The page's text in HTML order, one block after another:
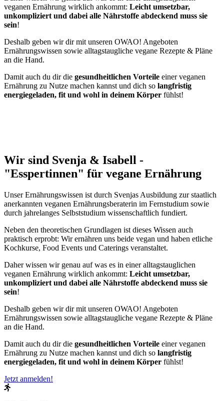
veganen Ernährung wirklich ankommt: Leicht umsetzbar,
unkompliziert und dabei alle Nährstoffe abdeckend muss sie
sein!
Deshalb geben wir dir mit unseren OWAO! Angeboten
Ernährungswissen sowie alltagstaugliche vegane Rezepte & Pläne
an die Hand.
Damit auch du dir die gesundheitlichen Vorteile einer veganen
Ernährung zu Nutze machen kannst und dich so langfristig
energiegeladen, fit und wohl in deinem Körper fühlst!
Wir sind Svenja & Isabell -
"Esspertinnen" für vegane Ernährung
Unser Ernährungswissen ist durch Svenjas Ausbildung zur staatlich
anerkannten veganen Ernährungsberaterin im Fernstudium sowie
durch jahrelanges Selbststudium wissenschaftlich fundiert.
Neben den theoretischen Grundlagen ist dieses Wissen auch
praktisch erprobt: Wir ernähren uns beide vegan und haben etliche
Kochkurse, Food Events und Caterings veranstaltet.
Daher wissen wir genau auf was es in einer alltagstauglichen
veganen Ernährung wirklich ankommt: Leicht umsetzbar,
unkompliziert und dabei alle Nährstoffe abdeckend muss sie
sein!
Deshalb geben wir dir mit unseren OWAO! Angeboten
Ernährungswissen sowie alltagstaugliche vegane Rezepte & Pläne
an die Hand.
Damit auch du dir die gesundheitlichen Vorteile einer veganen
Ernährung zu Nutze machen kannst und dich so langfristig
energiegeladen, fit und wohl in deinem Körper fühlst!
Jetzt anmelden!